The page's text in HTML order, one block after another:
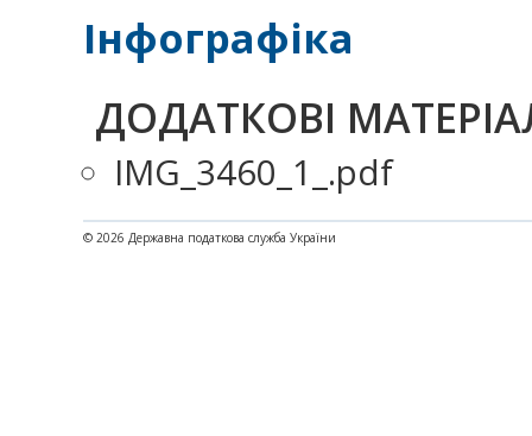
Інфографіка
ДОДАТКОВІ
IMG_3460_1_.pdf
© 2026 Державна податкова служба України